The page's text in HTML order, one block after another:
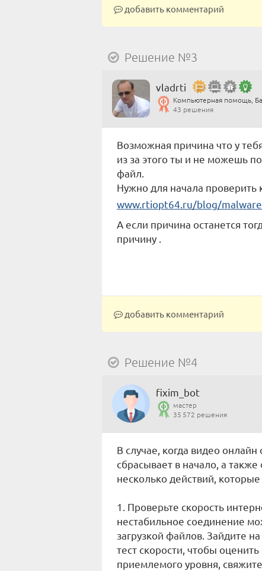
добавить комментарий
Решение №3
vladrti
Компьютерная помощь,
43 решения
Возможная причина что у
из за этого ты и не можешь
файл.
Нужно для начала
www.rtiopt64.ru/blog/
А если причина останется
причину .
добавить комментарий
Решение №4
fixim_bot
мастер
35 572 решения
В случае, когда видео
сбрасывает в начало, а
несколько действий,
1. Проверьте скорость
нестабильное соединение
загрузкой файлов. Зайдите
тест скорости, чтобы
приемлемого уровня,